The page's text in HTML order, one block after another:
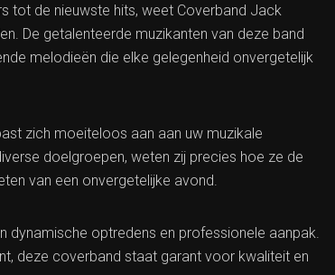
tot de nieuwste hits, weet Coverband Jack
De getalenteerde muzikanten van deze band
melodieën die elke gelegenheid onvergetelijk
zich moeiteloos aan aan uw muzikale
doelgroepen, weten zij precies hoe ze de
van een onvergetelijke avond.
dynamische optredens en professionele aanpak.
deze coverband staat garant voor kwaliteit en